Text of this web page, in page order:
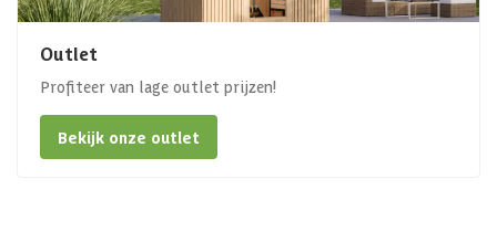
Outlet
Profiteer van lage outlet prijzen!
Bekijk onze outlet